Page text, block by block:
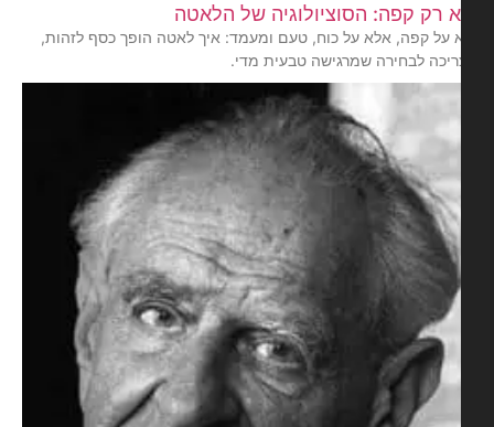
רק קפה: הסוציולוגיה של הלאטה
על קפה, אלא על כוח, טעם ומעמד: איך לאטה הופך כסף לזהות,
לבחירה שמרגישה טבעית מדי.